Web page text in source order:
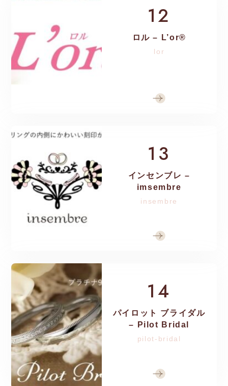
12
ロル – L’or®︎
lor
13
インセンブレ –
imsembre
insembre
14
パイロット ブライダル
– Pilot Bridal
pilot-bridal